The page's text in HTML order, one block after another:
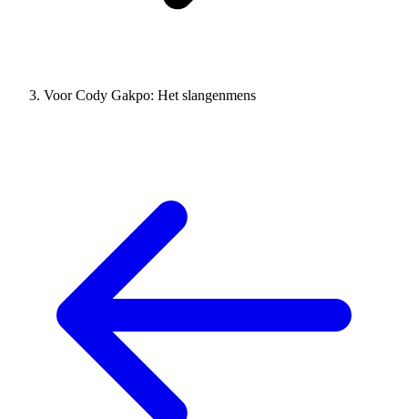
Voor Cody Gakpo: Het slangenmens